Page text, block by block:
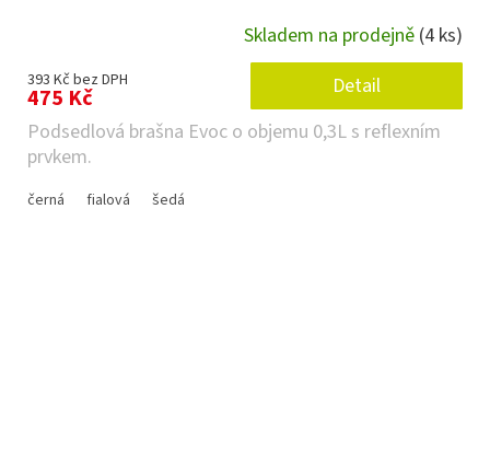
Skladem na prodejně (4 ks)
393 Kč bez DPH
475 Kč
Detail
Podsedlová brašna Evoc o objemu 0,3L s reflexním
prvkem.
černá fialová šedá